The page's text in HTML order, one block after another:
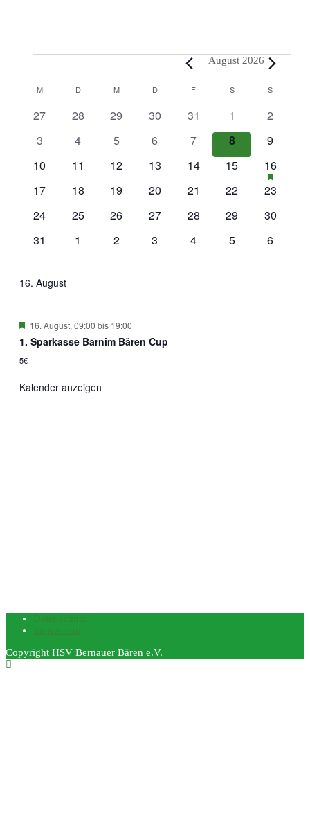
August 2026
Kalender
von
M D M D F S S
0
27
0
28
0
29
0
Veranstaltungen
30
0
Veranstaltungen
31
0
Veranstaltungen
1
0
2
0
3
0
4
0
5
0
Veranstaltungen
6
0
Veranstaltungen
7
0
8
0
9
0
10
0
11
0
12
0
13
0
14
0
Veranstaltungen
15
1
16
Hat
0
17
0
18
0
19
0
20
0
21
0
22
0
23
0
24
0
25
0
26
0
27
0
28
0
29
0
30
0
31
0
1
0
2
0
3
0
4
0
5
0
6
16. August
Hervorgehoben
16. August, 09:00 bis 19:00
1. Sparkasse Barnim Bären Cup
5€
Kalender anzeigen
Datenschutz
Copyright HSV Bernauer Bären e.V.